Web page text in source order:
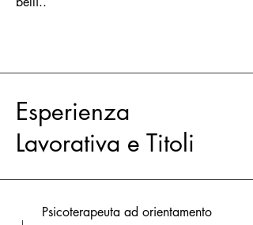
Esperienza
Lavorativa e Titoli
Psicoterapeuta ad orientamento